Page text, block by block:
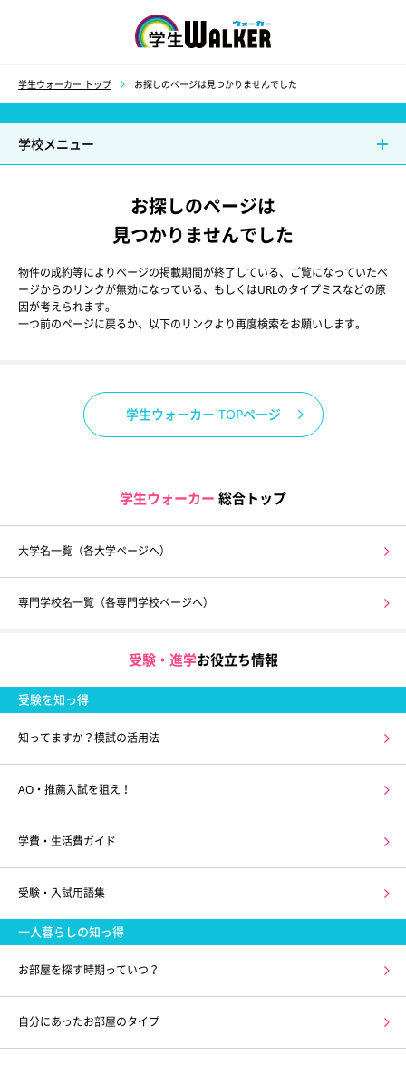
学生ウォーカー トップ お探しのページは見つかりませんでした
学校メニュー
お探しのページは
見つかりませんでした
物件の成約等によりページの掲載期間が終了している、ご覧になっていたペ
ージからのリンクが無効になっている、もしくはURLのタイプミスなどの原
因が考えられます。
一つ前のページに戻るか、以下のリンクより再度検索をお願いします。
学生ウォーカー TOPページ
学生ウォーカー 総合トップ
大学名一覧（各大学ページへ）
専門学校名一覧（各専門学校ページへ）
受験・進学お役立ち情報
受験を知っ得
知ってますか？模試の活用法
AO・推薦入試を狙え！
学費・生活費ガイド
受験・入試用語集
一人暮らしの知っ得
お部屋を探す時期っていつ？
自分にあったお部屋のタイプ